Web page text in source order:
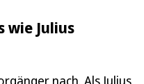
wie Julius